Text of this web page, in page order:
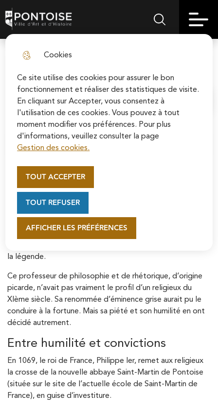
Cookies
Ce site utilise des cookies pour assurer le bon
fonctionnement et réaliser des statistiques de visite.
En cliquant sur Accepter, vous consentez à
l'utilisation de ces cookies. Vous pouvez à tout
moment modifier vos préférences. Pour plus
d'informations, veuillez consulter la page
Gestion des cookies.
AFFICHER LES PRÉFÉRENCES
TOUT ACCEPTER
TOUT REFUSER
to
menu
Skip to
search
Skip to
site map
Soutenez la rénovation de la cathédrale Saint-
Maclou en vous connectant sur le site de la
Fondation du patrimoine.
En savoir plus
Pontoise | Ville d'art et d'histoireMenu principalRechercher sur
Accueil
Sommaire
Il fut un temps où son nom était associé à des fêtes dans
l’archidiocèse de Rouen et où prier ses reliques garantissait
la guérison.
Saint-Gautier (né vers 1030 - mort le 8 avril 1099) est, en
la légende.
Ce professeur de philosophie et de rhétorique, d’origine
picarde, n’avait pas vraiment le profil d’un religieux du
XIème siècle. Sa renommée d’éminence grise aurait pu le
conduire à la fortune. Mais sa piété et son humilité en ont
décidé autrement.
Entre humilité et convictions
En 1069, le roi de France, Philippe Ier, remet aux religieux
la crosse de la nouvelle abbaye Saint-Martin de Pontoise
(située sur le site de l’actuelle école de Saint-Martin de
France), en guise d’investiture.